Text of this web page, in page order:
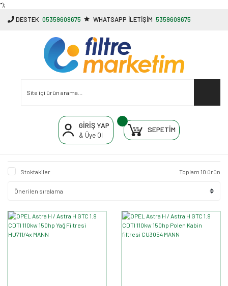
"');
DESTEK 05359609675 WHATSAPP İLETİŞİM 5359609675
GİRİŞ YAP
& Üye Ol
SEPETİM
Stoktakiler Toplam 10 ürün